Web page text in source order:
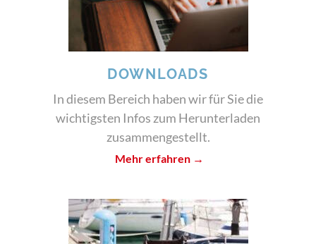
DOWNLOADS
In diesem Bereich haben wir für Sie die
wichtigsten Infos zum Herunterladen
zusammengestellt.
Mehr erfahren →